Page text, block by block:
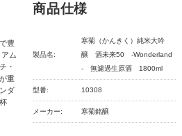
豊
ム
・
重
ダ
商品仕様
製品名:
寒菊（かんきく）純米大吟
醸 酒未来50 -Wonderland
- 無濾過生原酒 1800ml
型番: 10308
メーカー: 寒菊銘醸